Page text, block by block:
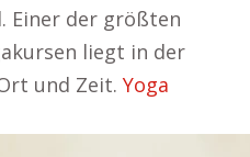
Einer der größten
liegt in der
und Zeit. Yoga